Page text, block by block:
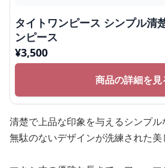
タイトワンピース シンプル清
ンピース
¥3,500
商品の詳細を見
清楚で上品な印象を与えるシンプル
無駄のないデザインが洗練された美